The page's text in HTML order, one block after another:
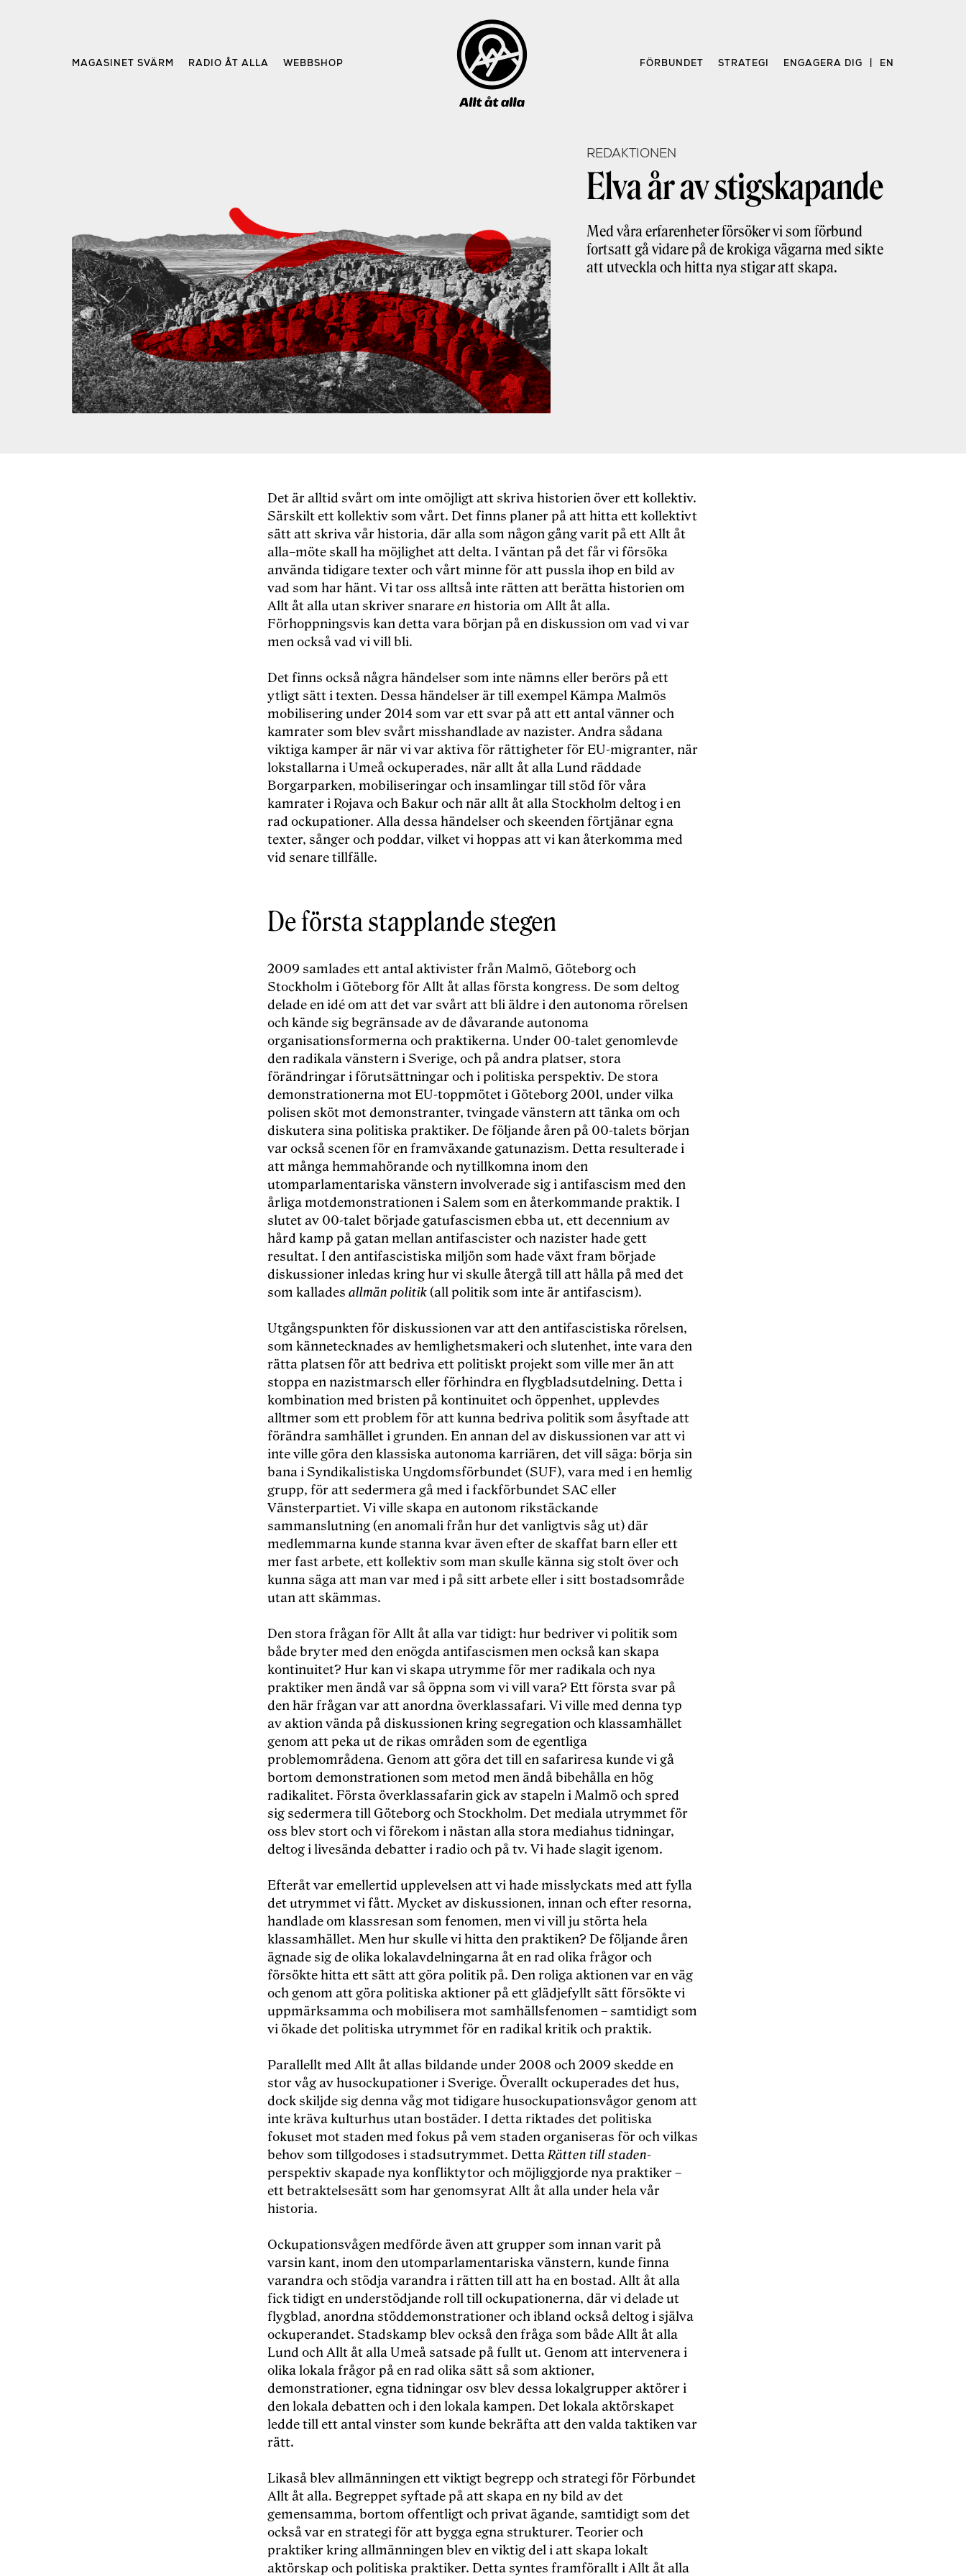
MAGASINET SVÄRM RADIO ÅT ALLA WEBBSHOP FÖRBUNDET STRATEGI ENGAGERA DIG EN
REDAKTIONEN
Elva år av stigskapande
Med våra erfarenheter försöker vi som förbund
fortsatt gå vidare på de krokiga vägarna med sikte
att utveckla och hitta nya stigar att skapa.
Det är alltid svårt om inte omöjligt att skriva historien över ett kollektiv.
Särskilt ett kollektiv som vårt. Det finns planer på att hitta ett kollektivt
sätt att skriva vår historia, där alla som någon gång varit på ett Allt åt
alla–möte skall ha möjlighet att delta. I väntan pådet får vi försöka
använda tidigare texter och vårt minne för att pussla ihop en bild av
vad som har hänt. Vi tar oss alltså inte rätten att berätta historien om
Allt åt alla utan skriver snarareen historia om Allt åt alla.
Förhoppningsvis kan detta vara början på en diskussion om vad vi var
men också vad vi vill bli.
Det finns också några händelser som inte nämns eller berörs på ett
ytligt sätt i texten. Dessa händelser är till exempel Kämpa Malmös
mobilisering under 2014 som var ett svar på att ett antal vänner och
kamrater som blev svårt misshandlade av nazister. Andra sådana
viktiga kamper är när vi var aktiva för rättigheter för EU-migranter, när
lokstallarna i Umeå ockuperades, när allt åt alla Lund räddade
Borgarparken, mobiliseringar och insamlingar till stöd för våra
kamrater i Rojava och Bakur och när allt åt alla Stockholm deltog i en
rad ockupationer. Alla dessa händelser och skeenden förtjänar egna
texter, sånger och poddar, vilket vi hoppas att vi kan återkomma med
vid senare tillfälle.
De första stapplande stegen
2009 samlades ett antal aktivister från Malmö, Göteborg och
Stockholm i Göteborg för Allt åt allas första kongress. De som deltog
delade en idé om att det var svårt att bli äldre i den autonoma rörelsen
och kände sig begränsade av de dåvarande autonoma
organisationsformerna och praktikerna. Under 00-talet genomlevde
den radikala vänstern i Sverige, och på andra platser, stora
förändringar i förutsättningar och i politiska perspektiv. De stora
demonstrationerna mot EU-toppmötet i Göteborg 2001, under vilka
polisen sköt mot demonstranter, tvingade vänstern att tänka om och
diskutera sina politiska praktiker. De följande åren på 00-talets början
var ocksåscenen för en framväxande gatunazism. Detta resulterade i
att många hemmahörande och nytillkomna inom den
utomparlamentariska vänstern involverade sig i antifascism med den
årliga motdemonstrationen i Salem som en återkommande praktik. I
slutet av 00-talet började gatufascismen ebba ut, ett decennium av
hård kamp på gatan mellan antifascister och nazister hade gett
resultat. I den antifascistiska miljön som hade växt fram började
diskussioner inledas kring hur vi skulle återgå till att hålla på med det
som kallades allmän politik(all politik som inte är antifascism).
Utgångspunkten för diskussionen var att den antifascistiska rörelsen,
som kännetecknades av hemlighetsmakeri och slutenhet, inte vara den
rätta platsen för att bedriva ett politiskt projekt som ville mer än att
stoppa en nazistmarsch eller förhindra en flygbladsutdelning. Detta i
kombination med bristen på kontinuitet och öppenhet, upplevdes
alltmer som ett problem för att kunna bedriva politik som åsyftade att
förändra samhället i grunden. En annan del av diskussionen var att vi
inte ville göra den klassiska autonoma karriären, det vill säga: börja sin
bana i Syndikalistiska Ungdomsförbundet (SUF), vara med i en hemlig
grupp, för att sedermera gå med i fackförbundet SAC eller
Vänsterpartiet. Vi ville skapa en autonom rikstäckande
sammanslutning (en anomali från hur det vanligtvis såg ut) där
medlemmarna kunde stanna kvar även efter de skaffat barn eller ett
mer fast arbete, ett kollektiv som man skulle känna sig stoltöver och
kunna säga att man var med i på sitt arbete eller i sitt bostadsområde
utan att skämmas.
Den stora frågan för Allt åt alla var tidigt: hur bedriver vi politik som
både bryter med den enögda antifascismen men också kan skapa
kontinuitet? Hur kan vi skapa utrymme för mer radikala och nya
praktiker men ändåvar så öppna som vi vill vara? Ett första svar på
den här frågan var att anordna överklassafari. Vi ville med denna typ
av aktion vända på diskussionen kring segregation och klassamhället
genom att peka ut de rikas områden som de egentliga
problemområdena. Genom att göra det till en safariresa kunde vi gå
bortom demonstrationen som metod men ändå bibehålla en hög
radikalitet. Första överklassafarin gick av stapeln i Malmö och spred
sig sedermera till Göteborg och Stockholm. Det mediala utrymmet för
oss blev stort och vi förekom i nästan alla stora mediahus tidningar,
deltog i livesända debatter i radio och på tv. Vi hade slagit igenom.
Efteråt var emellertid upplevelsen att vi hade misslyckats med att fylla
det utrymmet vi fått. Mycket av diskussionen, innan och efter resorna,
handlade om klassresan som fenomen, men vi vill ju störta hela
klassamhället. Men hur skulle vi hitta den praktiken? De följande åren
ägnade sig de olika lokalavdelningarna åt en rad olika frågor och
försökte hitta ett sätt att göra politik på. Den roliga aktionen var en väg
och genom att göra politiska aktioner på ett glädjefyllt sätt försökte vi
uppmärksamma och mobilisera mot samhällsfenomen– samtidigt som
vi ökade det politiska utrymmet för en radikal kritik och praktik.
Parallellt med Allt åt allas bildande under 2008 och 2009 skedde en
stor våg av husockupationer i Sverige. Överallt ockuperades det hus,
dock skiljde sig denna våg mot tidigare husockupationsvågor genom att
inte kräva kulturhus utan bostäder. I detta riktades det politiska
fokuset mot staden med fokus på vem staden organiseras för och vilkas
behov som tillgodoses i stadsutrymmet. DettaRätten till staden-
perspektiv skapade nya konfliktytor och möjliggjorde nya praktiker –
ett betraktelsesätt som har genomsyrat Allt åt alla under hela vår
historia.
Ockupationsvågen medförde även att grupper som innan varit på
varsin kant, inom den utomparlamentariska vänstern, kunde finna
varandra och stödja varandra i rätten till att ha en bostad. Allt åt alla
fick tidigt en understödjande roll till ockupationerna, där vi delade ut
flygblad, anordna stöddemonstrationer och ibland ocksådeltog i själva
ockuperandet. Stadskamp blev ocksåden fråga som både Allt åt alla
Lund och Allt åt alla Umeå satsade på fullt ut. Genom att intervenera i
olika lokala frågor på en rad olika sätt så som aktioner,
demonstrationer, egna tidningar osv blev dessa lokalgrupper aktörer i
den lokala debatten och i den lokala kampen. Det lokala aktörskapet
ledde till ett antal vinster som kunde bekräfta att den valda taktiken var
rätt.
Likaså blev allmänningen ett viktigt begrepp och strategi för Förbundet
Allt åt alla. Begreppet syftade på att skapa en ny bild av det
gemensamma, bortom offentligt och privat ägande, samtidigt som det
ocksåvar en strategi för att bygga egna strukturer. Teorier och
praktiker kring allmänningen blev en viktig del i att skapa lokalt
aktörskap och politiska praktiker. Detta syntes framförallt i Allt åt alla